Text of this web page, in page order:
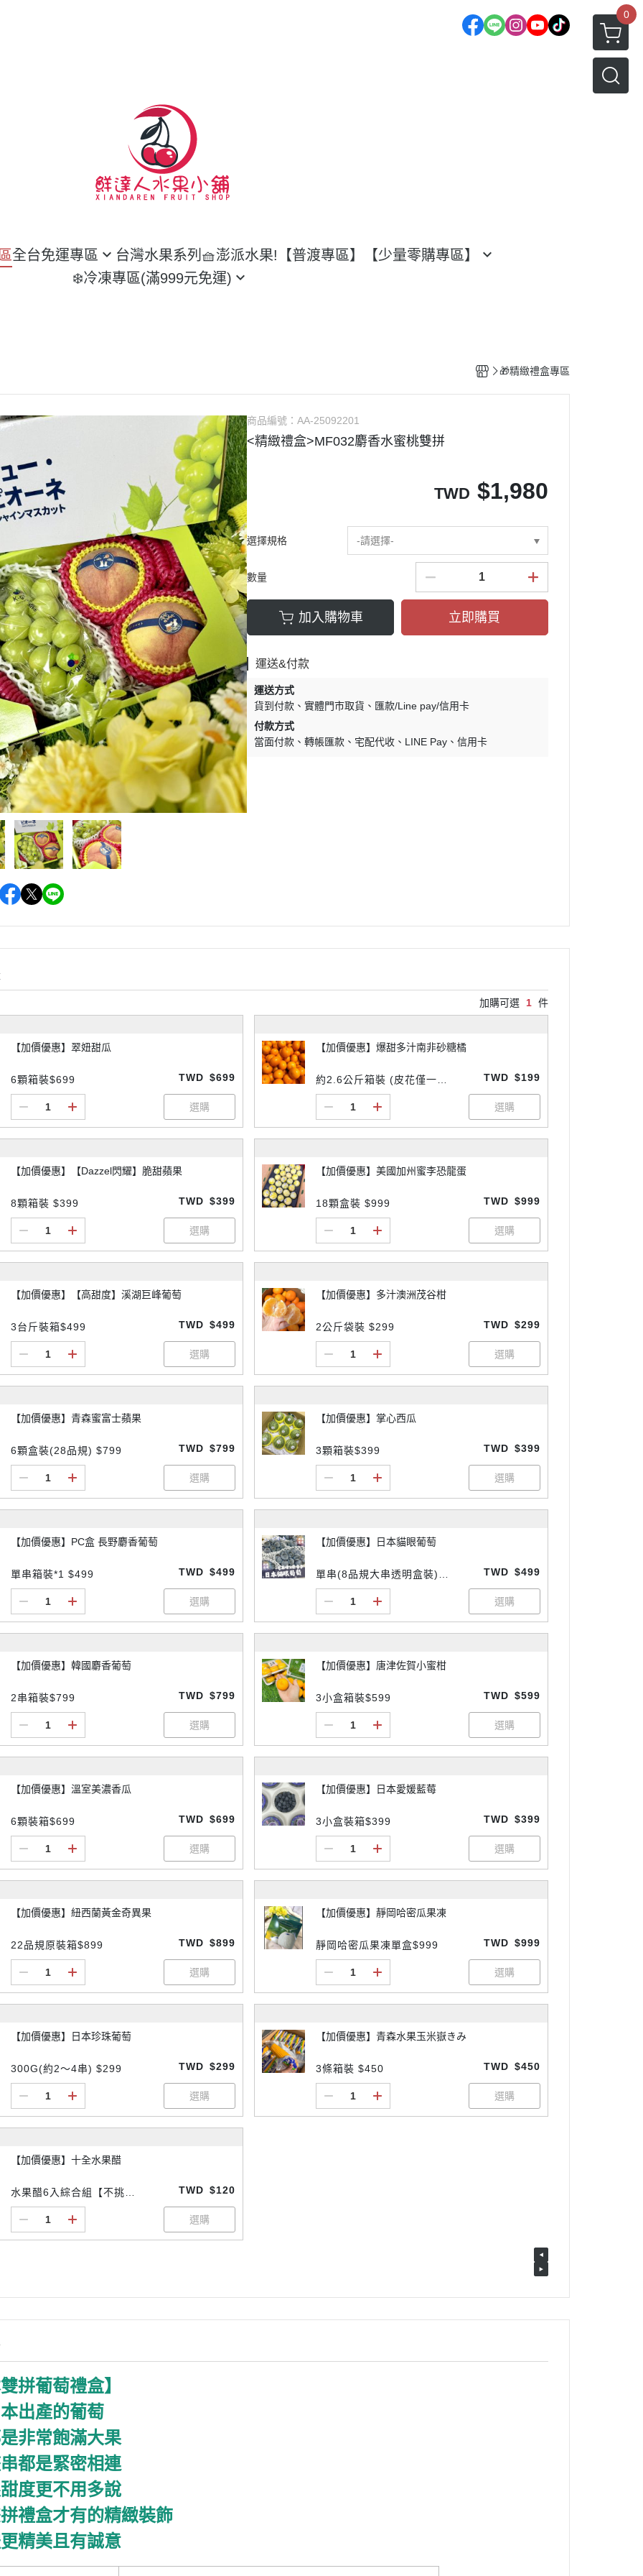
0
全台免運專區 台灣水果系列 🧺澎派水果!【普渡專區】 【少量零購專區】
❄️冷凍專區(滿999元免運)
微波煮食/水餃/蘿蔔糕
🎁精緻禮盒專區
商品編號：AA-25092201
<精緻禮盒>MF032麝香水蜜桃雙拼
TWD $1,980
選擇規格 -請選擇-
數量
加入購物車 立即購買
運送&付款
運送方式
貨到付款
實體門市取貨
匯款/Line pay/信用卡
付款方式
當面付款
轉帳匯款 宅配代收 LINE Pay 信用卡
加購可選 1 件
【加價優惠】翠妞甜瓜
6顆箱裝$699 TWD $699
【加價優惠】爆甜多汁南非砂糖橘
約2.6公斤箱裝 (皮花僅一
TWD $199
【加價優惠】【Dazzel閃耀】脆甜蘋果
8顆箱裝 $399 TWD $399
【加價優惠】美國加州蜜李恐龍蛋
18顆盒裝 $999 TWD $999
【加價優惠】【高甜度】溪湖巨峰葡萄
3台斤裝箱$499 TWD $499
【加價優惠】多汁澳洲茂谷柑
2公斤袋裝 $299 TWD $299
【加價優惠】青森蜜富士蘋果
6顆盒裝(28品規) $799 TWD $799
【加價優惠】掌心西瓜
3顆箱裝$399 TWD $399
【加價優惠】PC盒 長野麝香葡萄
單串箱裝*1 $499 TWD $499
【加價優惠】日本貓眼葡萄
單串(8品規大串透明盒裝)
TWD $499
【加價優惠】韓國麝香葡萄
2串箱裝$799 TWD $799
【加價優惠】唐津佐賀小蜜柑
3小盒箱裝$599 TWD $599
【加價優惠】溫室美濃香瓜
6顆裝箱$699 TWD $699
【加價優惠】日本愛媛藍莓
3小盒裝箱$399 TWD $399
【加價優惠】紐西蘭黃金奇異果
22品規原裝箱$899 TWD $899
【加價優惠】靜岡哈密瓜果凍
靜岡哈密瓜果凍單盒$999 TWD $999
【加價優惠】日本珍珠葡萄
300G(約2～4串) $299 TWD $299
【加價優惠】青森水果玉米嶽きみ
3條箱裝 $450 TWD $450
【加價優惠】十全水果醋
水果醋6入綜合組【不挑口
TWD $120
拼葡萄禮盒】
出產的葡萄
非常飽滿大果
都是緊密相連
度更不用多說
禮盒才有的精緻裝飾
精美且有誠意